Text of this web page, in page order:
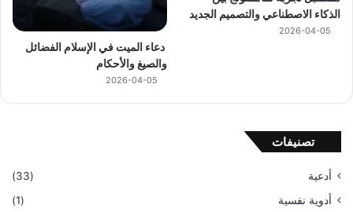
الذكاء الاصطناعي والتصميم الجديد
2026-04-05
دعاء الميت في الإسلام الفضائل
والصيغ والأحكام
2026-04-05
تصنيفات
أدعية
(33)
أدوية نفسية
(1)